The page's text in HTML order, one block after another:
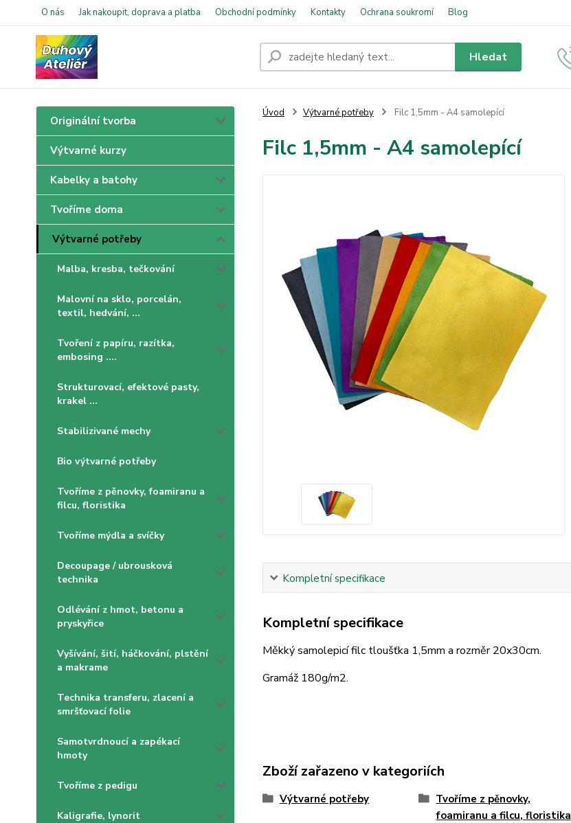
O nás Jak nakoupit, doprava a platba Obchodní podmínky Kontakty Ochrana soukromí Blog
Hledat
Originální tvorba
Výtvarné kurzy
Kabelky a batohy
Tvoříme doma
Výtvarné potřeby
Malba, kresba, tečkování
Malovní na sklo, porcelán,
textil, hedvání, ...
Tvoření z papíru, razítka,
embosing ....
Strukturovací, efektové pasty,
krakel ...
Stabilizivané mechy
Bio výtvarné potřeby
Tvoříme z pěnovky, foamiranu a
filcu, floristika
Tvoříme mýdla a svíčky
Decoupage / ubrousková
technika
Odlévání z hmot, betonu a
pryskyřice
Vyšívání, šití, háčkování, plstění
a makrame
Technika transferu, zlacení a
smršťovací folie
Samotvrdnoucí a zapékací
hmoty
Tvoříme z pedigu
Kaligrafie, lynorit
Úvod Výtvarné potřeby Filc 1,5mm - A4 samolepící
Filc 1,5mm - A4 samolepící
Kompletní specifikace
Kompletní specifikace
Měkký samolepicí filc tloušťka 1,5mm a rozměr 20x30cm.
Gramáž 180g/m2.
Zboží zařazeno v kategoriích
Výtvarné potřeby
Tvoříme z pěnovky,
foamiranu a filcu, floristika